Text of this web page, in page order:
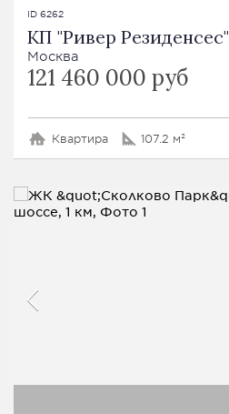
ID 6262
КП "Ривер Резиденсес"
Москва
121 460 000 руб
Квартира 107.2 м²